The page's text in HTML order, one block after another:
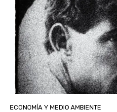
ECONOMÍA Y MEDIO AMBIENTE